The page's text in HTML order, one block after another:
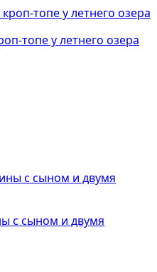
топе у летнего озера
с сыном и двумя